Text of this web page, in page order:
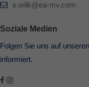
e.wilk@ea-mv.com
Soziale Medien
Folgen Sie uns auf
informiert.